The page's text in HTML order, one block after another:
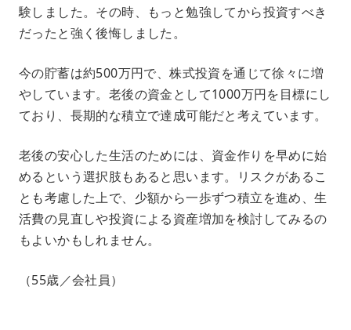
験しました。その時、もっと勉強してから投資すべき
だったと強く後悔しました。
今の貯蓄は約500万円で、株式投資を通じて徐々に増
やしています。老後の資金として1000万円を目標にし
ており、長期的な積立で達成可能だと考えています。
老後の安心した生活のためには、資金作りを早めに始
めるという選択肢もあると思います。リスクがあるこ
とも考慮した上で、少額から一歩ずつ積立を進め、生
活費の見直しや投資による資産増加を検討してみるの
もよいかもしれません。
（55歳／会社員）